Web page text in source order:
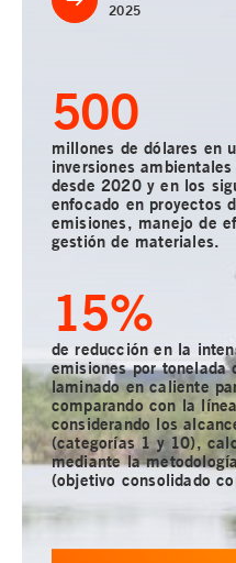
2025
500
millones de dólares en
inversiones
desde 2020 y en los
enfocado en proyectos
emisiones, manejo de
gestión de materiales.
15%
de reducción en la
emisiones por tonelada
laminado en caliente
comparando con la
considerando los
(categorías 1 y 10),
mediante la
(objetivo consolidado